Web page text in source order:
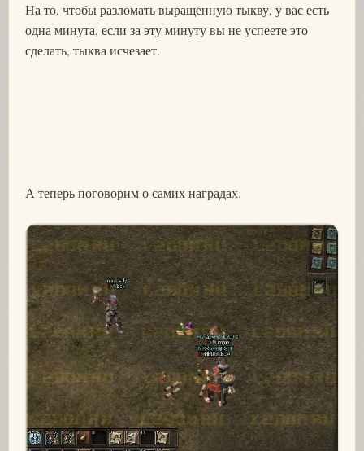
На то, чтобы разломать выращенную тыкву, у вас есть
одна минута, если за эту минуту вы не успеете это
сделать, тыква исчезает.
А теперь поговорим о самих наградах.